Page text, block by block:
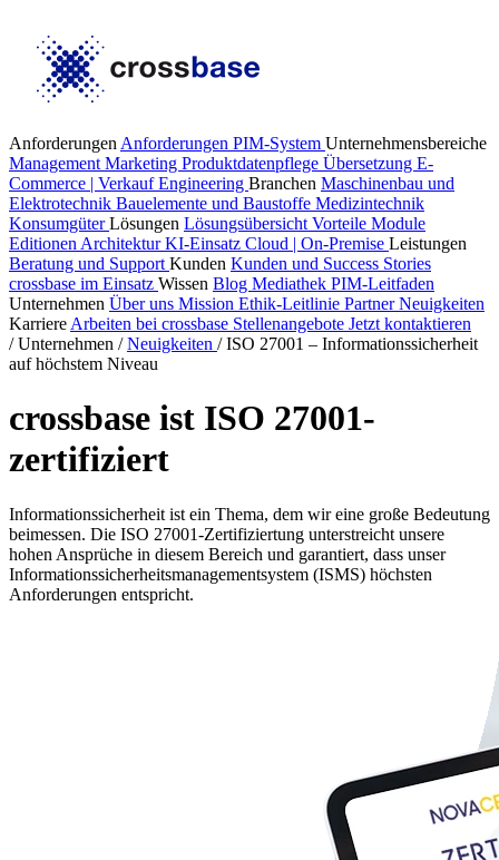
Anforderungen Anforderungen PIM-System Unternehmensbereiche
Management Marketing Produktdatenpflege Übersetzung E-
Commerce | VerkaufEngineering Branchen Maschinenbau und
Elektrotechnik Bauelemente und Baustoffe Medizintechnik
KonsumgüterLösungen Lösungsübersicht Vorteile Module
Editionen ArchitekturKI-Einsatz Cloud | On-Premise Leistungen
Beratung und Support Kunden Kunden und Success Stories
crossbase im Einsatz Wissen Blog Mediathek PIM-Leitfaden
Unternehmen Über uns Mission Ethik-Leitlinie PartnerNeuigkeiten
Karriere Arbeiten bei crossbase Stellenangebote Jetzt kontaktieren
/ Unternehmen / Neuigkeiten / ISO 27001 – Informationssicherheit
auf höchstem Niveau
crossbase ist ISO 27001-
zertifiziert
Informationssicherheit ist ein Thema, dem wir eine große Bedeutung
beimessen. Die ISO 27001-Zertifiziertung unterstreicht unsere
hohen Ansprüche in diesem Bereich und garantiert, dass unser
Informationssicherheitsmanagementsystem (ISMS) höchsten
Anforderungen entspricht.